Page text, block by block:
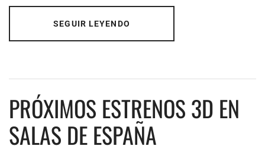
SEGUIR LEYENDO
PRÓXIMOS ESTRENOS 3D EN
SALAS DE ESPAÑA